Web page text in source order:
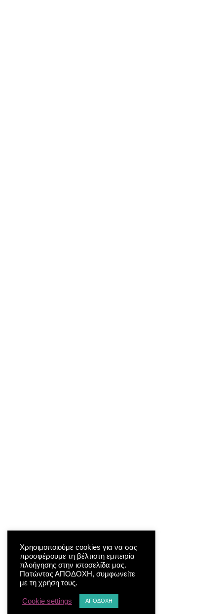
Χρησιμοποιούμε cookies για να σας
προσφέρουμε τη βέλτιστη εμπειρία
πλοήγησης στην ιστοσελίδα μας.
Πατώντας ΑΠΟΔΟΧΗ, συμφωνείτε
με τη χρήση τους.
Cookie settings ΑΠΟΔΟΧΗ